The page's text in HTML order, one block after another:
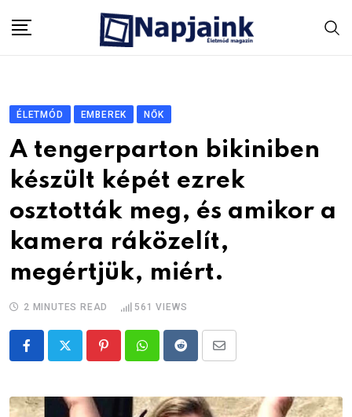
ÉLETMÓD EMBEREK NŐK
A tengerparton bikiniben
készült képét ezrek
osztották meg, és amikor a
kamera ráközelít,
megértjük, miért.
2 MINUTES READ 561 VIEWS
PinterestWhatsappRedditShare
Email